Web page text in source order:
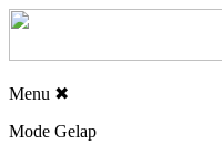
Menu ✖
Mode Gelap